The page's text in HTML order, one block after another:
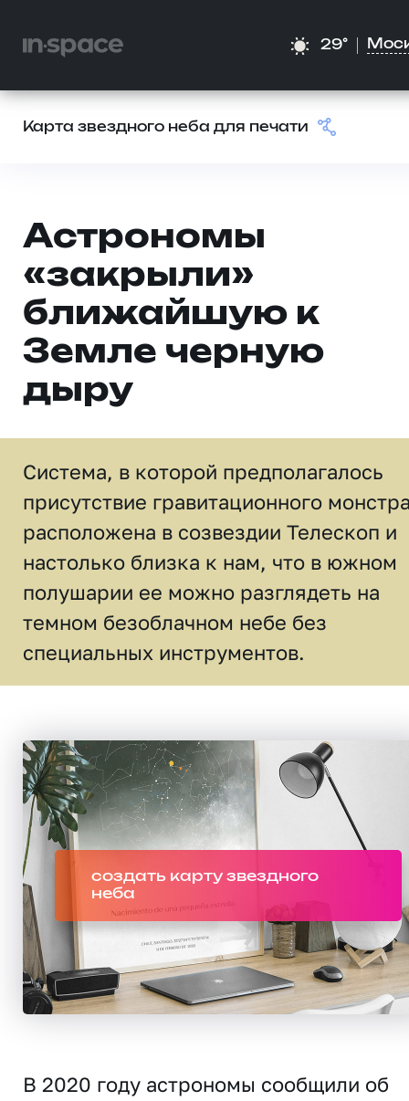
29°
Карта звездного неба для печати
Астрономы
«закрыли»
ближайшую к
Земле черную
дыру
Система, в которой предполагалось
присутствие гравитационного
расположена в созвездии Телескоп и
настолько близка к нам, что в южном
полушарии ее можно разглядеть на
темном безоблачном небе без
специальных инструментов.
создать карту звездного
неба
В 2020 году астрономы сообщили об